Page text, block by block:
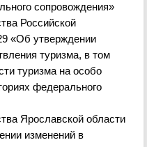
сопровождения»
Российской
«Об утверждении
туризма, в том
туризма на особо
федерального
Ярославской области
изменений в